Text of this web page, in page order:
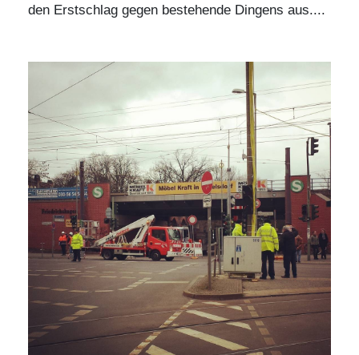
den Erstschlag gegen bestehende Dingens aus....